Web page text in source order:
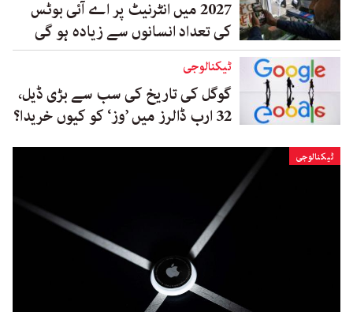
2027 میں انٹرنیٹ پر اے آئی بوٹس
کی تعداد انسانوں سے زیادہ ہو گی
ٹیکنالوجی
گوگل کی تاریخ کی سب سے بڑی ڈیل،
32 ارب ڈالرز میں ’وز‘ کو کیوں خریدا؟
ٹیکنالوجی